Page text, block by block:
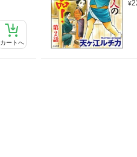
カートへ